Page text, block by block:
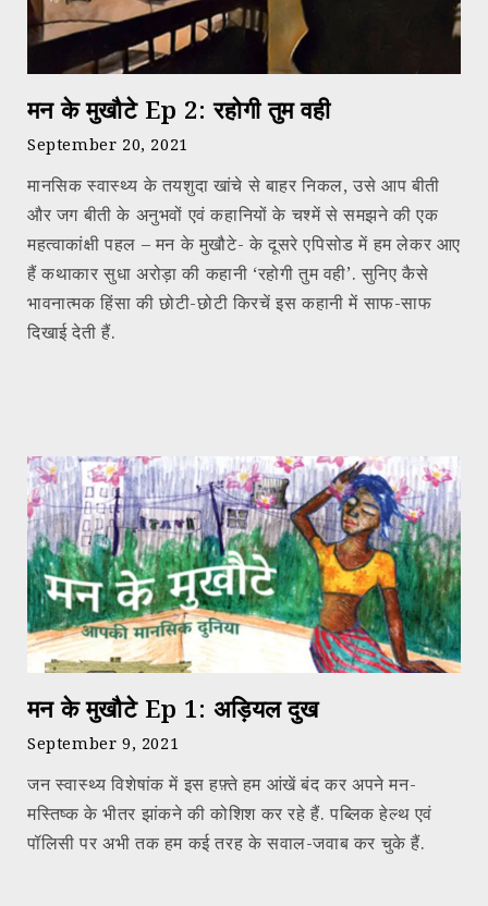
मन के मुखौटे Ep 2: रहोगी तुम वही
September 20, 2021
मानसिक स्वास्थ्य के तयशुदा खांचे से बाहर निकल, उसे आप बीती
और जग बीती के अनुभवों एवं कहानियों के चश्में से समझने की एक
महत्वाकांक्षी पहल – मन के मुखौटे- के दूसरे एपिसोड में हम लेकर आए
हैं कथाकार सुधा अरोड़ा की कहानी ‘रहोगी तुम वही’. सुनिए कैसे
भावनात्मक हिंसा की छोटी-छोटी किरचें इस कहानी में साफ-साफ
दिखाई देती हैं.
मन के मुखौटे Ep 1: अड़ियल दुख
September 9, 2021
जन स्वास्थ्य विशेषांक में इस हफ़्ते हम आंखें बंद कर अपने मन-
मस्तिष्क के भीतर झांकने की कोशिश कर रहे हैं. पब्लिक हेल्थ एवं
पॉलिसी पर अभी तक हम कई तरह के सवाल-जवाब कर चुके हैं.